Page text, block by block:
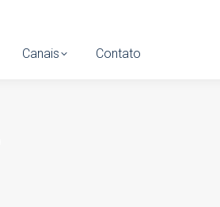
Canais Contato
Canais Contato